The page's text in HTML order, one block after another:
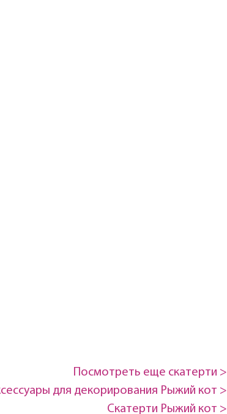
Посмотреть еще скатерти >
для декорирования Рыжий кот >
Скатерти Рыжий кот >